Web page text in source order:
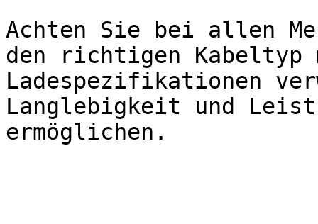
Achten Sie bei allen
den richtigen Kabeltyp
Ladespezifikationen
Langlebigkeit und